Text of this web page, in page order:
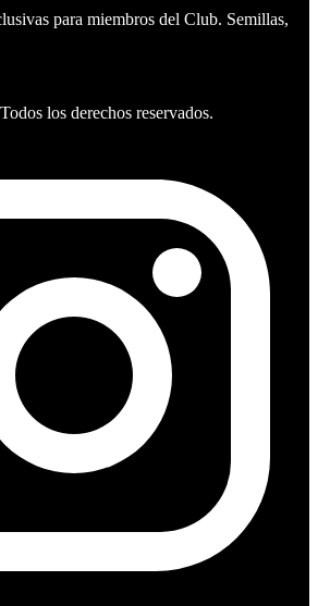
para miembros del Club. Semillas,
los derechos reservados.